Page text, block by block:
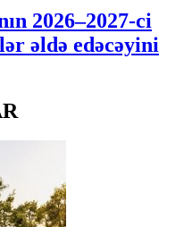
2026–2027-ci
əldə edəcəyini